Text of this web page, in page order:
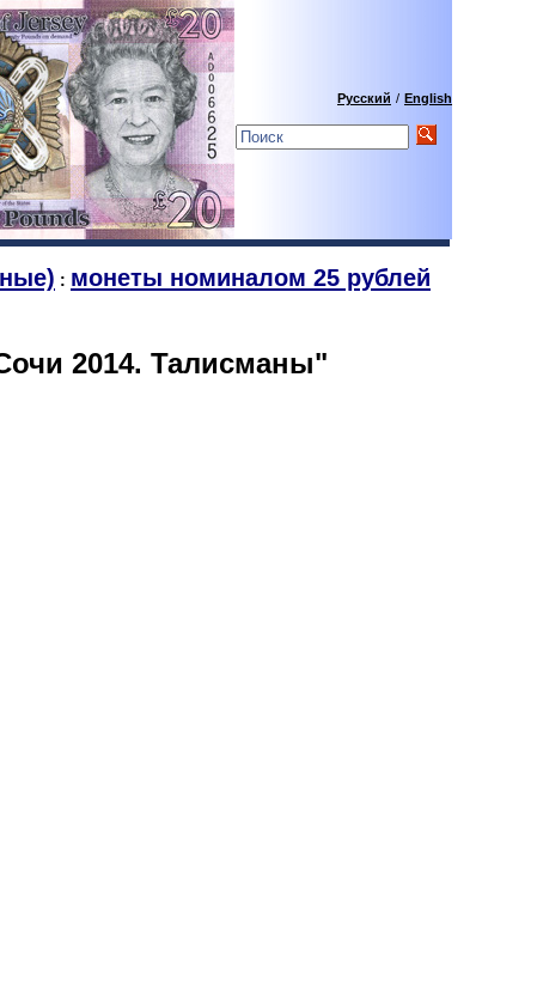
Русский / English
: монеты номиналом 25 рублей
2014. Талисманы"